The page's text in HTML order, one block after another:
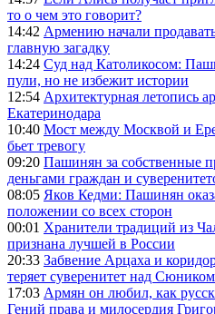
то о чем это говорит?
14:42 Армению начали
главную загадку
14:24 Суд над Католикосом:
пули, но не избежит истории
12:54 Архитектурная летопись
Екатеринодара
10:40 Мост между Москвой и
бьет тревогу
09:20 Пашинян за собственные
деньгами граждан и
08:05 Яков Кедми: Пашинян
положении со всех сторон
00:01 Хранители традиций из
признана лучшей в России
20:33 Забвение Арцаха и
теряет суверенитет над Сюником
17:03 Армян он любил, как
Гений права и милосердия